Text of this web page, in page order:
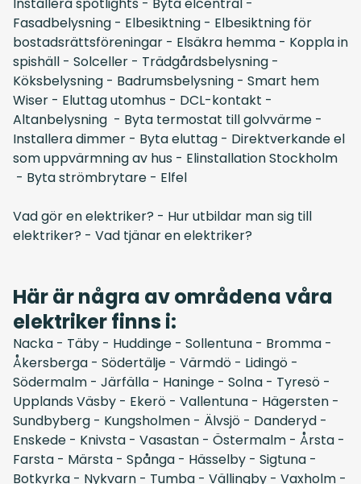
Fasadbelysning - Elbesiktning - Elbesiktning för
bostadsrättsföreningar - Elsäkra hemma - Koppla in
spishäll - Solceller - Trädgårdsbelysning -
Köksbelysning - Badrumsbelysning - Smart hem
Wiser - Eluttag utomhus - DCL-kontakt -
Altanbelysning - Byta termostat till golvvärme -
Installera dimmer - Byta eluttag - Direktverkande el
som uppvärmning av hus - Elinstallation Stockholm
- Byta strömbrytare - Elfel
Vad gör en elektriker? - Hur utbildar man sig till
elektriker? - Vad tjänar en elektriker?
Här är några av områdena våra
elektriker finns i:
Nacka - Täby - Huddinge - Sollentuna - Bromma -
Åkersberga - Södertälje - Värmdö - Lidingö -
Södermalm - Järfälla - Haninge - Solna - Tyresö -
Upplands Väsby - Ekerö - Vallentuna - Hägersten -
Sundbyberg - Kungsholmen - Älvsjö - Danderyd -
Enskede - Knivsta - Vasastan - Östermalm - Årsta -
Farsta - Märsta - Spånga - Hässelby - Sigtuna -
Botkyrka - Nykvarn - Tumba - Vällingby - Vaxholm -